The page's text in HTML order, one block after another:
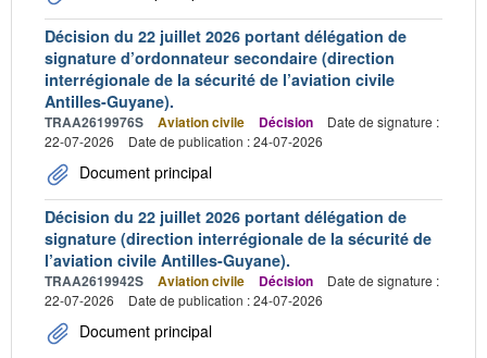
Décision du 22 juillet 2026 portant délégation de
signature d’ordonnateur secondaire (direction
interrégionale de la sécurité de l’aviation civile
Antilles-Guyane).
TRAA2619976S Aviation civile Décision
Date de signature :
22-07-2026
Date de publication : 24-07-2026
Document principal
Décision du 22 juillet 2026 portant délégation de
signature (direction interrégionale de la sécurité de
l’aviation civile Antilles-Guyane).
TRAA2619942S Aviation civile Décision
Date de signature :
22-07-2026
Date de publication : 24-07-2026
Document principal